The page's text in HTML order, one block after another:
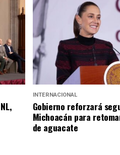
INTERNACIONAL
Gobierno reforzará
Michoacán para
de aguacate